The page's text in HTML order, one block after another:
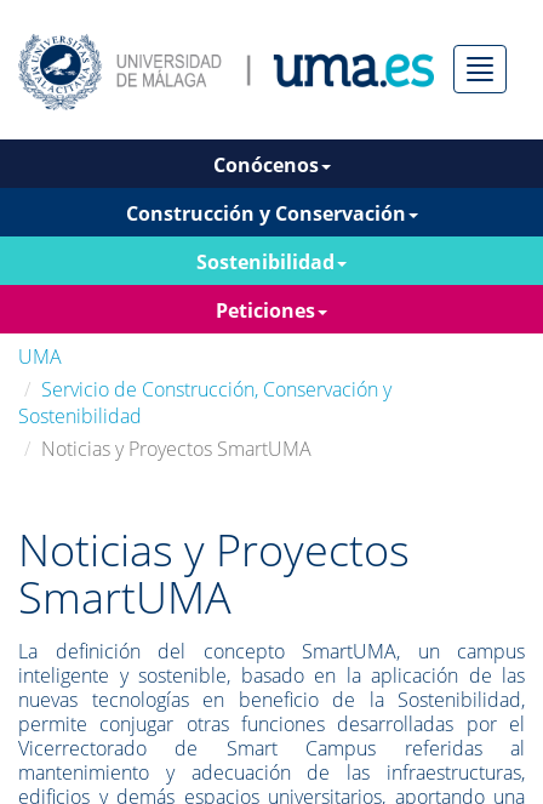
Menú
Conócenos
Construcción y Conservación
Sostenibilidad
Peticiones
UMA
Servicio de Construcción, Conservación y
Sostenibilidad
Noticias y Proyectos SmartUMA
Noticias y Proyectos
SmartUMA
La definición del concepto SmartUMA, un campus
inteligente y sostenible, basado en la aplicación de las
nuevas tecnologías en beneficio de la Sostenibilidad,
permite conjugar otras funciones desarrolladas por el
Vicerrectorado de Smart Campus referidas al
mantenimiento y adecuación de las infraestructuras,
edificios y demás espacios universitarios, aportando una